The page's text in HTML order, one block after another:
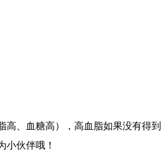
、血糖高），高血脂如果没有得到
小伙伴哦！